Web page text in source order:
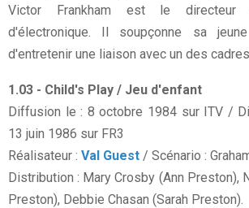
Victor Frankham est le directeur
d'électronique. Il soupçonne sa
d'entretenir une liaison avec un des cadres
1.03 - Child's Play / Jeu d'enfant
Diffusion le : 8 octobre 1984 sur ITV /
13 juin 1986 sur FR3
Réalisateur : Val Guest / Scénario :
Distribution : Mary Crosby (Ann Preston),
Preston), Debbie Chasan (Sarah Preston).